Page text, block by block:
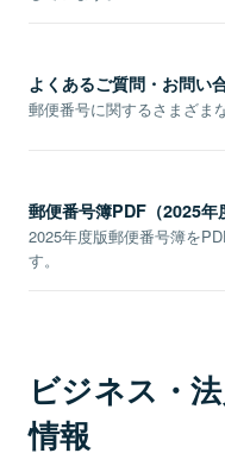
よくあるご質問・お問い
郵便番号に関するさまざま
郵便番号簿PDF（2025年
2025年度版郵便番号簿を
す。
ビジネス・
情報